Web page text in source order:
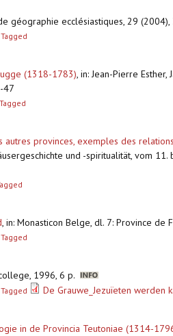
géographie ecclésiastiques, 29
Tagged
(1318-1783), in: Jean-Pierre
47
Tagged
provinces, exemples des
und -spiritualität, vom
, in: Monasticon Belge, dl. 7: Province
Tagged
1996, 6 p.
Tagged De Grauwe_Jezuïeten werden
in de Provincia Teutoniae (1314-